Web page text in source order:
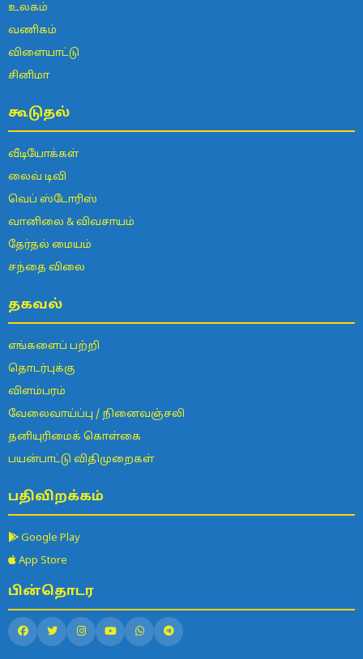
உலகம்
வணிகம்
விளையாட்டு
சினிமா
கூடுதல்
வீடியோக்கள்
லைவ் டிவி
வெப் ஸ்டோரிஸ்
வானிலை & விவசாயம்
தேர்தல் மையம்
சந்தை விலை
தகவல்
எங்களைப் பற்றி
தொடர்புக்கு
விளம்பரம்
வேலைவாய்ப்பு / நினைவஞ்சலி
தனியுரிமைக் கொள்கை
பயன்பாட்டு விதிமுறைகள்
பதிவிறக்கம்
Google Play
App Store
பின்தொடர